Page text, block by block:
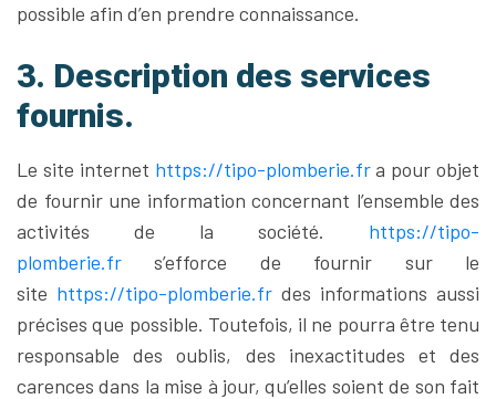
possible afin d’en prendre connaissance.
3. Description des services
fournis.
Le site internet https://tipo-plomberie.fr a pour objet
de fournir une information concernant l’ensemble des
activités de la société.
https://tipo-
plomberie.fr
s’efforce de fournir sur le
site https://tipo-plomberie.fr des informations aussi
précises que possible. Toutefois, il ne pourra être tenu
responsable des oublis, des inexactitudes et des
carences dans la mise à jour, qu’elles soient de son fait